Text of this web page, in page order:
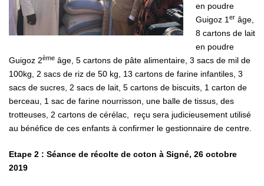
en poudre
Guigoz 1 er âge,
8 cartons de lait
en poudre
Guigoz 2ème âge, 5 cartons de pâte alimentaire, 3 sacs de mil de
100kg, 2 sacs de riz de 50 kg, 13 cartons de farine infantiles, 3
sacs de sucres, 2 sacs de lait, 5 cartons de biscuits, 1 carton de
berceau, 1 sac de farine nourrisson, une balle de tissus, des
trotteuses, 2 cartons de cérélac, reçu sera judicieusement utilisé
au bénéfice de ces enfants à confirmer le gestionnaire de centre.
Etape 2 : Séance de récolte de coton à Signé, 26 octobre
2019